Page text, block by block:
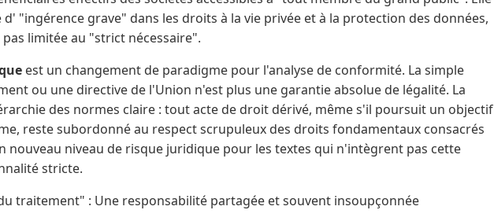
"ingérence grave" dans les droits à la vie privée et à la protection des données,
limitée au "strict nécessaire".
est un changement de paradigme pour l'analyse de conformité. La simple
ou une directive de l'Union n'est plus une garantie absolue de légalité. La
des normes claire : tout acte de droit dérivé, même s'il poursuit un objectif
reste subordonné au respect scrupuleux des droits fondamentaux consacrés
nouveau niveau de risque juridique pour les textes qui n'intègrent pas cette
stricte.
traitement" : Une responsabilité partagée et souvent insoupçonnée